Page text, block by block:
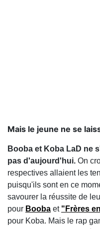
Mais le jeune ne se
Booba et Koba LaD ne
pas d'aujourd'hui. On
respectives allaient les
puisqu'ils sont en ce
savourer la réussite de
pour Booba et "Frères
pour Koba. Mais le rap